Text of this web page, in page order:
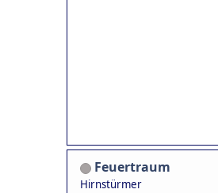
Feuertraum
Hirnstürmer